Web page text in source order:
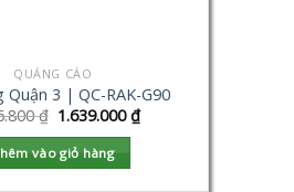
QUẢNG CÁO
Quận 3 | QC-RAK-G90
₫ 1.639.000₫
vào giỏ hàng